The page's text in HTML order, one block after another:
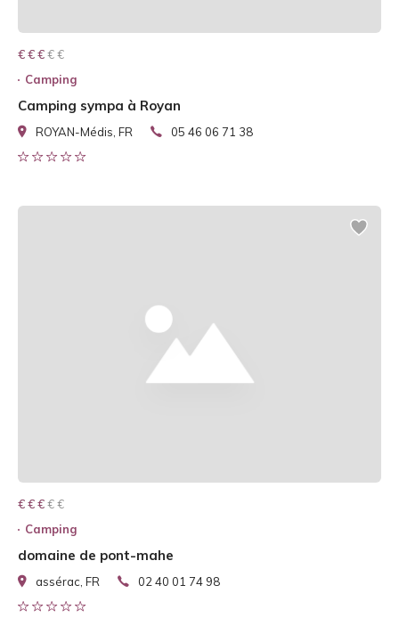
€ € € € €
€ € €
Camping
Camping sympa à Royan
ROYAN-Médis, FR 05 46 06 71 38
€ € € € €
€ € €
Camping
domaine de pont-mahe
assérac, FR 02 40 01 74 98